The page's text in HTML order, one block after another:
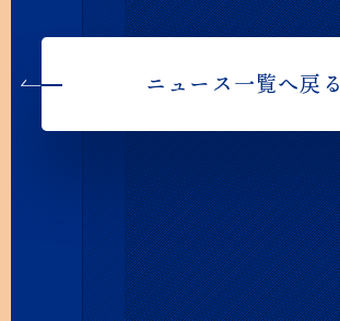
ニュース一覧へ戻る